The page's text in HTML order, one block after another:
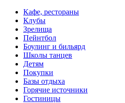
Кафе, рестораны
Клубы
Зрелища
Пейнтбол
Боулинг и бильярд
Школы танцев
Детям
Покупки
Базы отдыха
Горячие источники
Гостиницы